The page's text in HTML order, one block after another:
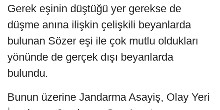
Gerek eşinin düştüğü yer gerekse de
düşme anına ilişkin çelişkili beyanlarda
bulunan Sözer eşi ile çok mutlu oldukları
yönünde de gerçek dışı beyanlarda
bulundu.
Bunun üzerine Jandarma Asayiş, Olay Yeri